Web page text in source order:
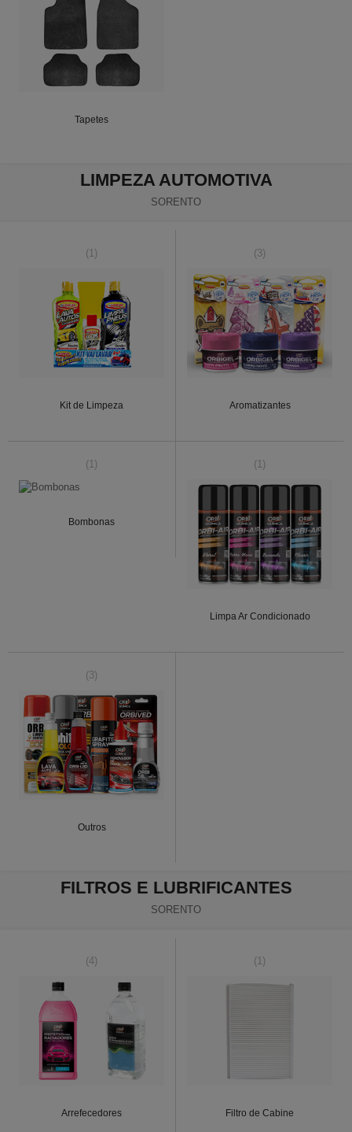
Tapetes
LIMPEZA AUTOMOTIVA
SORENTO
(1)
Kit de Limpeza
(3)
Aromatizantes
(1)
Bombonas
(1)
Limpa Ar Condicionado
(3)
Outros
FILTROS E LUBRIFICANTES
SORENTO
(4)
Arrefecedores
(1)
Filtro de Cabine